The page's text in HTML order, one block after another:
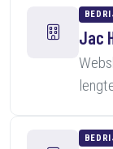
Jac